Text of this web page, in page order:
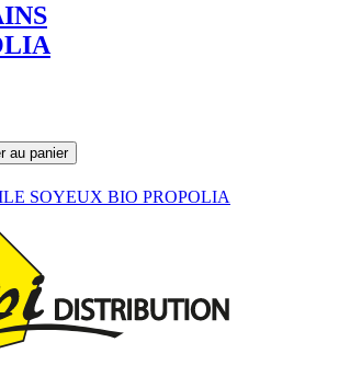
au panier